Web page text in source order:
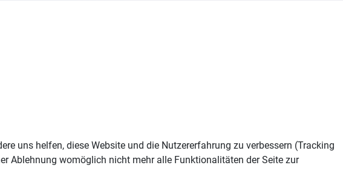
uns helfen, diese Website und die Nutzererfahrung zu verbessern (Tracking
Ablehnung womöglich nicht mehr alle Funktionalitäten der Seite zur